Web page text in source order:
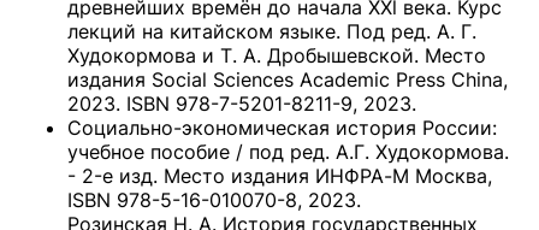
древнейших времён до начала ХХl века. Курс
лекций на китайском языке. Под ред. А. Г.
Худокормова и Т. А. Дробышевской. Место
издания Social Sciences Academic Press China,
2023. ISBN 978-7-5201-8211-9, 2023.
Социально-экономическая история России:
учебное пособие / под ред. А.Г. Худокормова.
- 2-е изд. Место издания ИНФРА-М Москва,
ISBN 978-5-16-010070-8, 2023.
Розинская Н. А. История государственных